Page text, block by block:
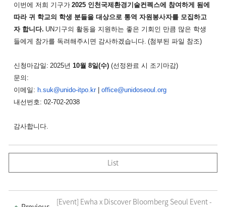
이번에 저희 기구가 2025 인천국제환경기술컨펙스에 참여하게 됨에
따라 귀 학교의 학생 분들을 대상으로 통역 자원봉사자를 모집하고
자 합니다. UN기구의 활동을 지원하는 좋은 기회인 만큼 많은 학생
들에게 참가를 독려해주시면 감사하겠습니다 (첨부된 파일 참조)
신청마감일 : 2025년 10월 8일 (수) (선정완료 시 조기마감)
문의 :
이메일 : h.suk@unido-itpo.kr| office@unidoseoul.org
내선번호: 02-702-2038
감사합니다
List
[Event] Ewha x Discover Bloomberg Seoul Event -